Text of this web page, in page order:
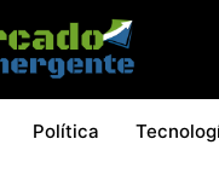
Política